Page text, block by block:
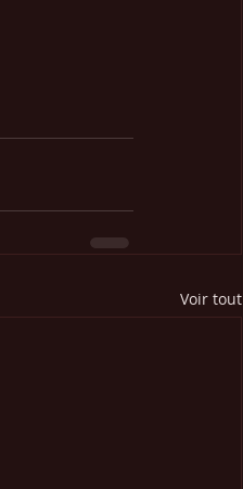
Voir tout